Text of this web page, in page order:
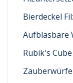
Bierdeckel
Aufblasbare
Rubik's